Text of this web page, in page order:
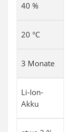
40 %
20 °C
3 Monate
Li-Ion-
Akku